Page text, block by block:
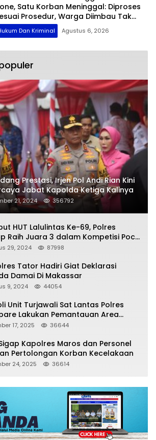
Satu Korban Meninggal: Diproses
Prosedur, Warga Diimbau Tak
Dan Kriminal Agustus 6, 2026
Prestasi, Irjen Pol Andi Rian Kini
Jabat Kapolda Ketiga Kalinya
21, 2024 356792
HUT Lalulintas Ke-69, Polres
Raih Juara 3 dalam Kompetisi Pocil
29, 2024 87998
Tator Hadiri Giat Deklarasi
Damai Di Makassar
9, 2024 44054
Unit Turjawali Sat Lantas Polres
Lakukan Pemantauan Area
Parkir
17, 2025 36644
Kapolres Maros dan Personel
Pertolongan Korban Kecelakaan
24, 2025 36614